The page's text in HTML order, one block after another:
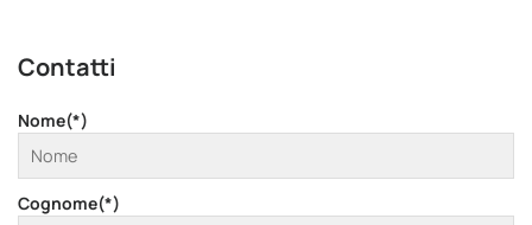
Contatti
Nome(*)
Cognome(*)